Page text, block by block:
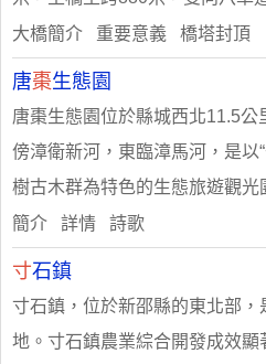
大橋簡介 重要意義 橋塔封頂
唐棗生態園
唐棗生態園位於縣城西北11.5
傍漳衛新河，東臨漳馬河，是以
樹古木群為特色的生態旅遊觀光
簡介 詳情 詩歌
寸石鎮
寸石鎮，位於新邵縣的東北部，
地。寸石鎮農業綜合開發成效